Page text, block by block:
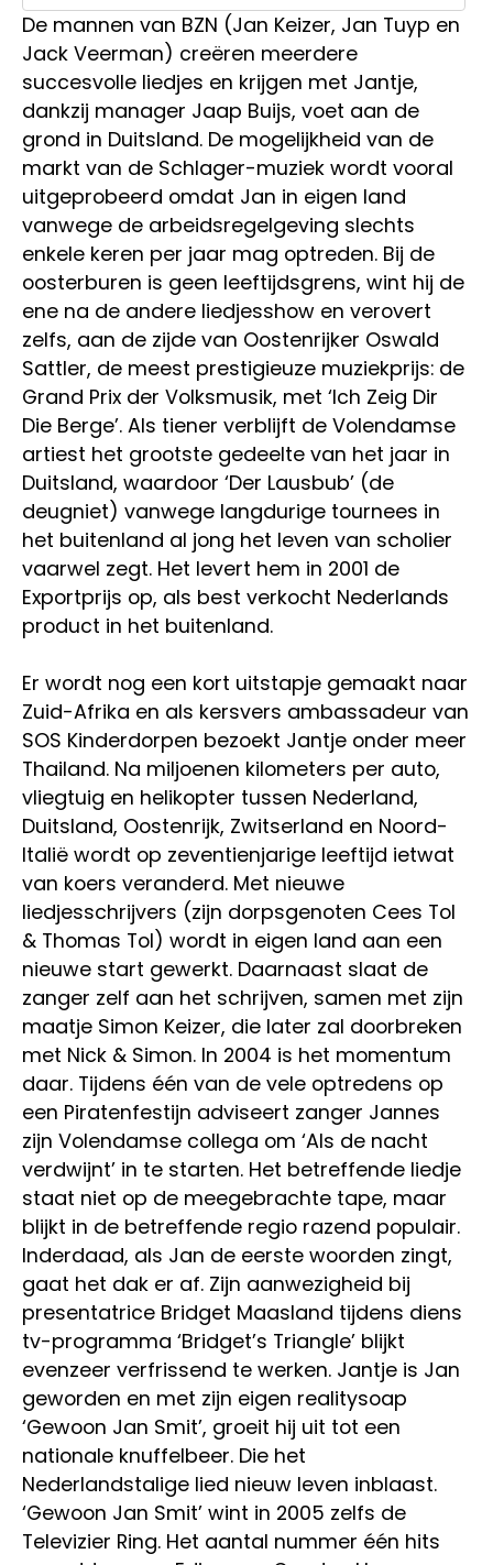
De mannen van BZN (Jan Keizer, Jan Tuyp en
Jack Veerman) creëren meerdere
succesvolle liedjes en krijgen met Jantje,
dankzij manager Jaap Buijs, voet aan de
grond in Duitsland. De mogelijkheid van de
markt van de Schlager-muziek wordt vooral
uitgeprobeerd omdat Jan in eigen land
vanwege de arbeidsregelgeving slechts
enkele keren per jaar mag optreden. Bij de
oosterburen is geen leeftijdsgrens, wint hij de
ene na de andere liedjesshow en verovert
zelfs, aan de zijde van Oostenrijker Oswald
Sattler, de meest prestigieuze muziekprijs: de
Grand Prix der Volksmusik, met ‘Ich Zeig Dir
Die Berge’. Als tiener verblijft de Volendamse
artiest het grootste gedeelte van het jaar in
Duitsland, waardoor ‘Der Lausbub’ (de
deugniet) vanwege langdurige tournees in
het buitenland al jong het leven van scholier
vaarwel zegt. Het levert hem in 2001 de
Exportprijs op, als best verkocht Nederlands
product in het buitenland.
Er wordt nog een kort uitstapje gemaakt naar
Zuid-Afrika en als kersvers ambassadeur van
SOS Kinderdorpen bezoekt Jantje onder meer
Thailand. Na miljoenen kilometers per auto,
vliegtuig en helikopter tussen Nederland,
Duitsland, Oostenrijk, Zwitserland en Noord-
Italië wordt op zeventienjarige leeftijd ietwat
van koers veranderd. Met nieuwe
liedjesschrijvers (zijn dorpsgenoten Cees Tol
& Thomas Tol) wordt in eigen land aan een
nieuwe start gewerkt. Daarnaast slaat de
zanger zelf aan het schrijven, samen met zijn
maatje Simon Keizer, die later zal doorbreken
met Nick & Simon. In 2004 is het momentum
daar. Tijdens één van de vele optredens op
een Piratenfestijn adviseert zanger Jannes
zijn Volendamse collega om ‘Als de nacht
verdwijnt’ in te starten. Het betreffende liedje
staat niet op de meegebrachte tape, maar
blijkt in de betreffende regio razend populair.
Inderdaad, als Jan de eerste woorden zingt,
gaat het dak er af. Zijn aanwezigheid bij
presentatrice Bridget Maasland tijdens diens
tv-programma ‘Bridget’s Triangle’ blijkt
evenzeer verfrissend te werken. Jantje is Jan
geworden en met zijn eigen realitysoap
‘Gewoon Jan Smit’, groeit hij uit tot een
nationale knuffelbeer. Die het
Nederlandstalige lied nieuw leven inblaast.
‘Gewoon Jan Smit’ wint in 2005 zelfs de
Televizier Ring. Het aantal nummer één hits